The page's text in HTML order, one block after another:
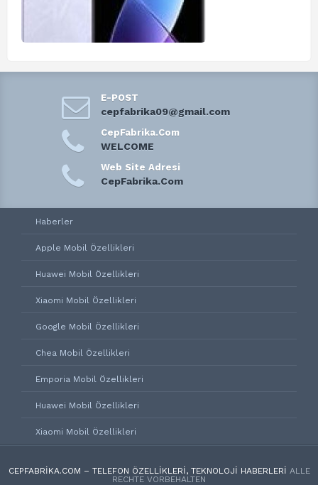
E-POST
cepfabrika09@gmail.com
CepFabrika.Com
WELCOME
Web Site Adresi
CepFabrika.Com
Haberler
Apple Mobil Özellikleri
Huawei Mobil Özellikleri
Xiaomi Mobil Özellikleri
Google Mobil Özellikleri
Chea Mobil Özellikleri
Emporia Mobil Özellikleri
Huawei Mobil Özellikleri
Xiaomi Mobil Özellikleri
CEPFABRIKA.COM – TELEFON ÖZELLIKLERI, TEKNOLOJI HABERLERI ALLE
RECHTE VORBEHALTEN